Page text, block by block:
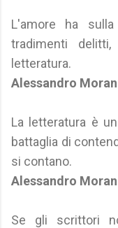
L'amore ha
tradimenti
letteratura.
Alessandro
La letteratura è
battaglia di
si contano.
Alessandro
Se gli scrittori